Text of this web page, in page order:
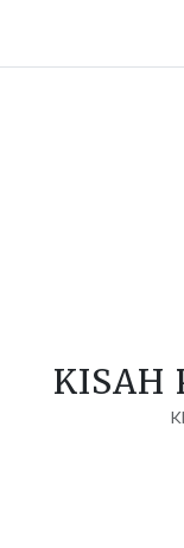
KISAH